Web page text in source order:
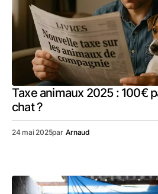
Taxe animaux 2025 : 100€
chat ?
24 mai 2025par Arnaud